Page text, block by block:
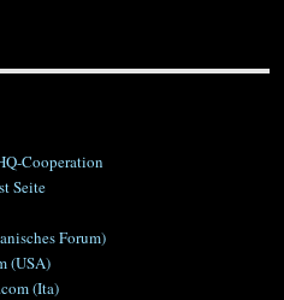
Cooperation
Seite
Forum)
(USA)
(Ita)